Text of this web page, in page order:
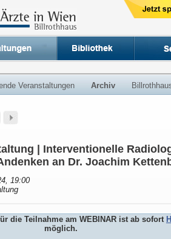
Veranstaltungen Archiv
| Interventionelle
an Dr. Joachim
19:00
die Teilnahme am WEBINAR ist ab sofort
möglich.